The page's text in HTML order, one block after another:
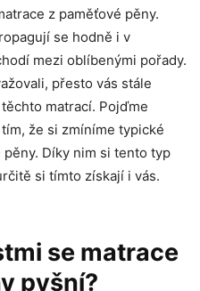
z paměťové pěny.
se hodně i v
mezi oblíbenými pořady.
přesto vás stále
matrací. Pojďme
že si zmíníme typické
Díky nim si tento typ
si tímto získají i vás.
se matrace
pyšní?